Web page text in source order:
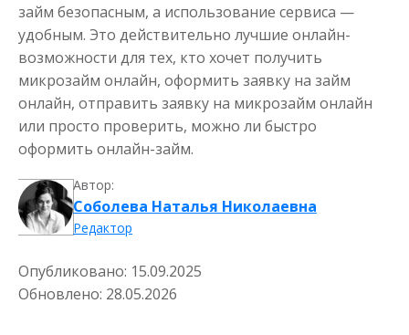
займ безопасным, а использование сервиса —
удобным. Это действительно лучшие онлайн-
возможности для тех, кто хочет получить
микрозайм онлайн, оформить заявку на займ
онлайн, отправить заявку на микрозайм онлайн
или просто проверить, можно ли быстро
оформить онлайн-займ.
Автор:
Соболева Наталья Николаевна
Редактор
Опубликовано: 15.09.2025
Обновлено: 28.05.2026